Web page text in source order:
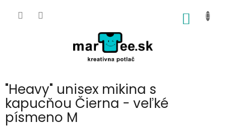
"Heavy" unisex mikina s
kapucňou Čierna - veľké
písmeno M